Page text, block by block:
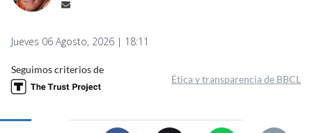
Jueves 06 Agosto, 2026 | 18:11
Seguimos criterios de
Ética y transparencia de BBCL